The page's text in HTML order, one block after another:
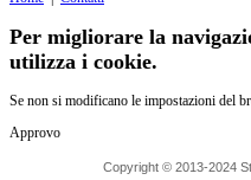
Per migliorare la
utilizza i cookie.
Se non si modificano le impostazioni del
Approvo
Copyright © 2013-2024